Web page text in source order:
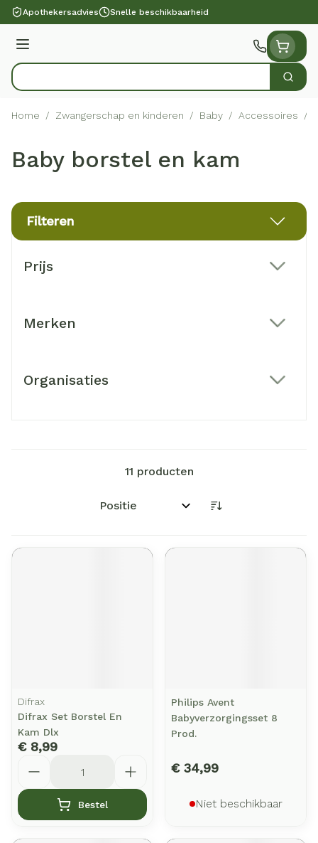
Ga naar de inhoud
Apothekersadvies Snelle beschikbaarheid
Menu
Product, merk, categorie... Zoek
Home / Zwangerschap en kinderen / Baby / Accessoires /
Baby borstel en kam
Filteren
Prijs
Merken
Organisaties
11 producten
Sorteer op:
Difrax
Difrax Set Borstel En
Kam Dlx
€ 8,99
Bestel
Philips Avent
Babyverzorgingsset 8
Prod.
€ 34,99
Niet beschikbaar